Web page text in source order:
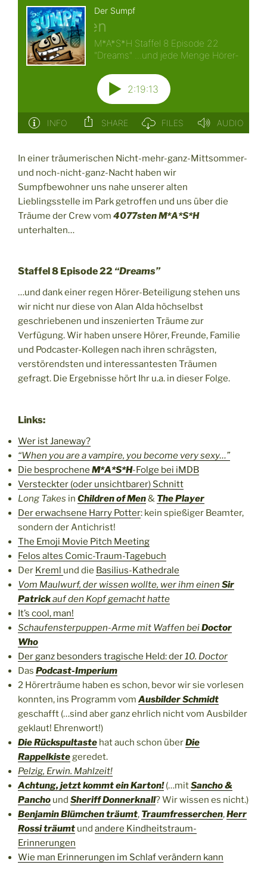
In einer träumerischen Nicht-mehr-ganz-Mittsommer-
und noch-nicht-ganz-Nacht haben wir
Sumpfbewohner uns nahe unserer alten
Lieblingsstelle im Park getroffen und uns über die
Träume der Crew vom 4077sten M*A*S*H
unterhalten…
Staffel 8 Episode 22 “Dreams”
…und dank einer regen Hörer-Beteiligung stehen uns
wir nicht nur diese von Alan Alda höchselbst
geschriebenen und inszenierten Träume zur
Verfügung. Wir haben unsere Hörer, Freunde, Familie
und Podcaster-Kollegen nach ihren schrägsten,
verstörendsten und interessantesten Träumen
gefragt. Die Ergebnisse hört Ihr u.a. in dieser Folge.
Links:
Wer ist Janeway?
“When you are a vampire, you become very sexy…”
Die besprochene M*A*S*H-Folge bei iMDB
Versteckter (oder unsichtbarer) Schnitt
Long Takes in Children of Men& The Player
Der erwachsene Harry Potter: kein spießiger Beamter,
sondern der Antichrist!
The Emoji Movie Pitch Meeting
Felos altes Comic-Traum-Tagebuch
Der Kreml und die Basilius-Kathedrale
Vom Maulwurf, der wissen wollte, wer ihm einen Sir
Patrickauf den Kopf gemacht hatte
It’s cool, man!
Schaufensterpuppen-Arme mit Waffen beiDoctor
Who
Der ganz besonders tragische Held: der10. Doctor
Das Podcast-Imperium
2 Hörerträume haben es schon, bevor wir sie vorlesen
konnten, ins Programm vom Ausbilder Schmidt
geschafft (…sind aber ganz ehrlich nicht vom Ausbilder
geklaut! Ehrenwort!)
Die Rückspultaste hat auch schon überDie
Rappelkistegeredet.
Pelzig, Erwin. Mahlzeit!
Achtung, jetzt kommt ein Karton!(…mitSancho &
Pancho und Sheriff Donnerknall? Wir wissen es nicht.)
Benjamin Blümchen träumt, Traumfresserchen,Herr
Rossi träumt und andere Kindheitstraum-
Erinnerungen
Wie man Erinnerungen im Schlaf verändern kann